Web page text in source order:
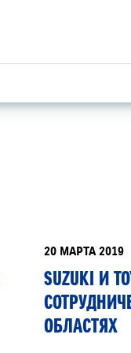
20 МАРТА 2019
SUZUKI И
ОБЛАСТЯХ